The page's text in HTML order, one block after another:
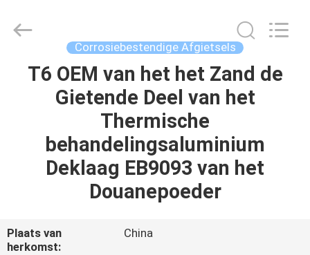
HUIS
PRODUCTEN
VIDEOS
ONGEVEER
ONS
Casting
Corrosiebestendige Afgietsels
T6 OEM van het het Zand de
Gietende Deel van het
Thermische
behandelingsaluminium
Deklaag EB9093 van het
Douanepoeder
Plaats van
herkomst:
China